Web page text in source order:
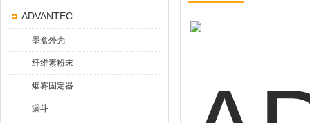
ADVANTEC
墨盒外壳
纤维素粉末
烟雾固定器
漏斗